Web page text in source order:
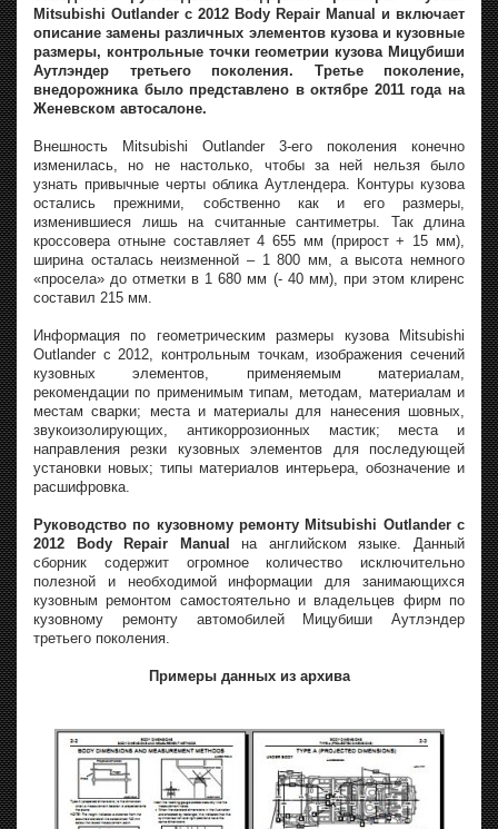
Mitsubishi Outlander с 2012 Body Repair Manual и включает
описание замены различных элементов кузова и кузовные
размеры, контрольные точки геометрии кузова Мицубиши
Аутлэндер третьего поколения. Третье поколение,
внедорожника было представлено в октябре 2011 года на
Женевском автосалоне.
Внешность Mitsubishi Outlander 3-его поколения конечно
изменилась, но не настолько, чтобы за ней нельзя было
узнать привычные черты облика Аутлендера. Контуры кузова
остались прежними, собственно как и его размеры,
изменившиеся лишь на считанные сантиметры. Так длина
кроссовера отныне составляет 4 655 мм (прирост + 15 мм),
ширина осталась неизменной – 1 800 мм, а высота немного
«просела» до отметки в 1 680 мм (- 40 мм), при этом клиренс
составил 215 мм.
Информация по геометрическим размеры кузова Mitsubishi
Outlander с 2012, контрольным точкам, изображения сечений
кузовных элементов, применяемым материалам,
рекомендации по применимым типам, методам, материалам и
местам сварки; места и материалы для нанесения шовных,
звукоизолирующих, антикоррозионных мастик; места и
направления резки кузовных элементов для последующей
установки новых; типы материалов интерьера, обозначение и
расшифровка.
Руководство по кузовному ремонту Mitsubishi Outlander с
2012 Body Repair Manual
на английском языке. Данный
сборник содержит огромное количество исключительно
полезной и необходимой информации для занимающихся
кузовным ремонтом самостоятельно и владельцев фирм по
кузовному ремонту автомобилей Мицубиши Аутлэндер
третьего поколения.
Примеры данных из архива